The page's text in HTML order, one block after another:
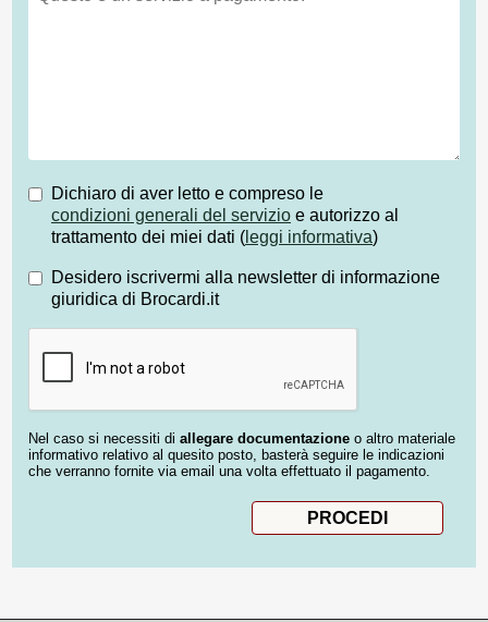
Dichiaro di aver letto e compreso le
condizioni generali del servizio e autorizzo al
trattamento dei miei dati ( leggi informativa)
Desidero iscrivermi alla newsletter di informazione
giuridica di Brocardi.it
Nel caso si necessiti di allegare documentazione o altro materiale
informativo relativo al quesito posto, basterà seguire le indicazioni
che verranno fornite via email una volta effettuato il pagamento.